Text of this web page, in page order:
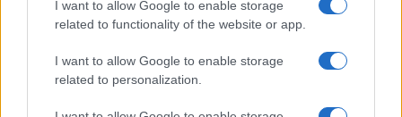
I want to allow Google to enable storage
related to functionality of the website or app.
I want to allow Google to enable storage
related to personalization.
commerciali ma cercare lo scontro frontale
potrebbe essere controproducente. Bisognerebbe
anzi sfruttare l’apertura di Trump, che nelle scorse
ore ha contraddetto i suoi collaboratori. Dopo che
il segretario al Commercio americano Howard